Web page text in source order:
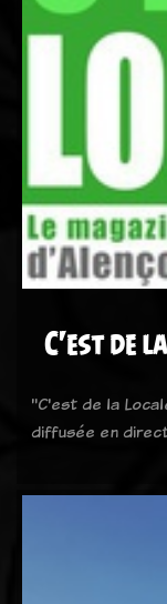
C'est de
"C'est de la
diffusée en direct